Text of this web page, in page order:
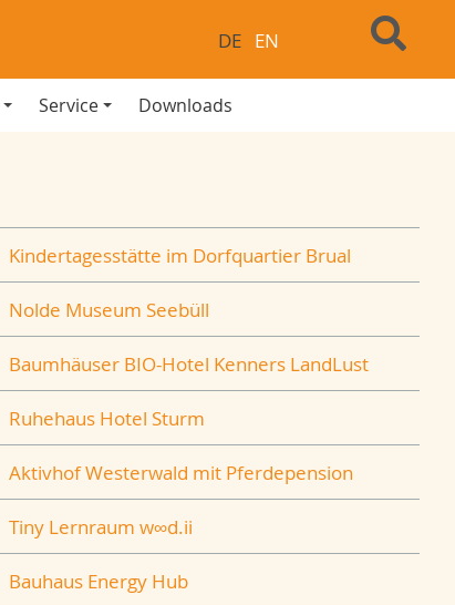
DE EN
Service Downloads
Kindertagesstätte im Dorfquartier Brual
Nolde Museum Seebüll
Baumhäuser BIO-Hotel Kenners LandLust
Ruhehaus Hotel Sturm
Aktivhof Westerwald mit Pferdepension
Tiny Lernraum w∞d.ii
Bauhaus Energy Hub